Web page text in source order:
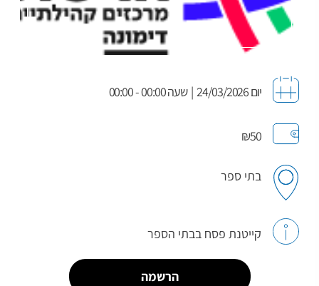
יום 24/03/2026 | שעה 00:00 - 00:00
₪50
בתי ספר
קייטנת פסח בבתי הספר
הרשמה